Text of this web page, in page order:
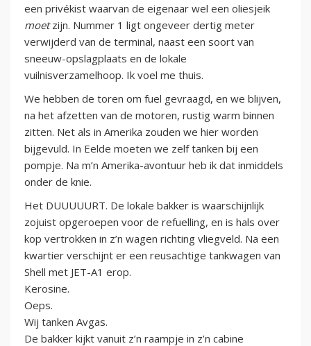
een privékist waarvan de eigenaar wel een oliesjeik
moetzijn. Nummer 1 ligt ongeveer dertig meter
verwijderd van de terminal, naast een soort van
sneeuw-opslagplaats en de lokale
vuilnisverzamelhoop. Ik voel me thuis.
We hebben de toren om fuel gevraagd, en we blijven,
na het afzetten van de motoren, rustig warm binnen
zitten. Net als in Amerika zouden we hier worden
bijgevuld. In Eelde moeten we zelf tanken bij een
pompje. Na m’n Amerika-avontuur heb ik dat inmiddels
onder de knie.
Het DUUUUURT. De lokale bakker is waarschijnlijk
zojuist opgeroepen voor de refuelling, en is hals over
kop vertrokken in z’n wagen richting vliegveld. Na een
kwartier verschijnt er een reusachtige tankwagen van
Shell met JET-A1 erop.
Kerosine.
Oeps.
Wij tanken Avgas.
De bakker kijkt vanuit z’n raampje in z’n cabine